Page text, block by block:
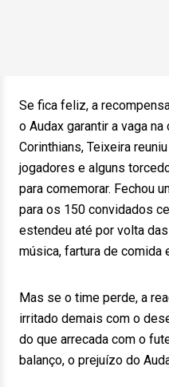
Se fica feliz, a
o Audax garantir a vaga
Corinthians, Teixeira
jogadores e alguns
para comemorar. Fechou
para os 150 convidados
estendeu até por volta
música, fartura de comida
Mas se o time perde, a
irritado demais com o
do que arrecada com o
balanço, o prejuízo do